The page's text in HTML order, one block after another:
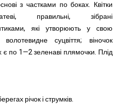
з частками по боках. Квітки
правильні, зібрані
які утворюють у свою
волотевидне суцвіття; віночок
є по 1—2 зеленаві плямочки. Плід
річок і струмків.